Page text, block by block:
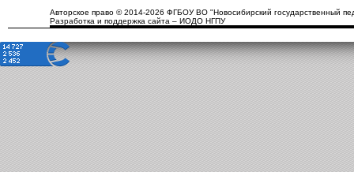
Авторское право © 2014-2026 ФГБОУ ВО "Новосибирский государственный
Разработка и поддержка сайта – ИОДО НГПУ